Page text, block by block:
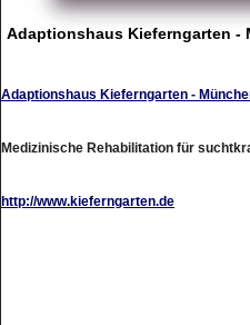
Adaptionshaus Kieferngarten -
Adaptionshaus Kieferngarten -
Medizinische Rehabilitation für
http://www.kieferngarten.de